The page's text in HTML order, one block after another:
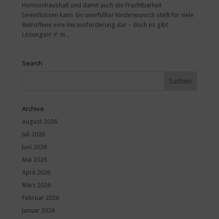
Hormonhaushalt und damit auch die Fruchtbarkeit
beeinflussen kann. Ein unerfüllter Kinderwunsch stellt für viele
Betroffene eine Herausforderung dar – doch es gibt
Lösungen! 🌱 In...
Search
Archive
August 2026
Juli 2026
Juni 2026
Mai 2026
April 2026
März 2026
Februar 2026
Januar 2026